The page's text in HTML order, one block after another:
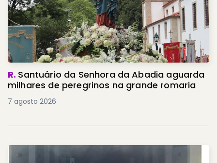
R. Santuário da Senhora da Abadia aguarda
milhares de peregrinos na grande romaria
7 agosto 2026